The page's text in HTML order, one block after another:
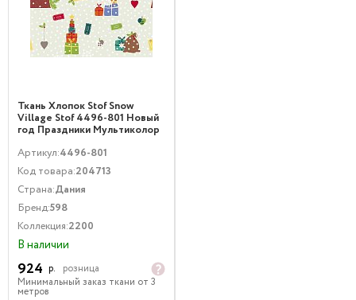
Ткань Хлопок Stof Snow
Village Stof 4496-801 Новый
год Праздники Мультиколор
Артикул:4496-801
Код товара:204713
Страна:Дания
Бренд:598
Коллекция:2200
В наличии
924 р.
розница
Минимальный заказ ткани от 3
метров